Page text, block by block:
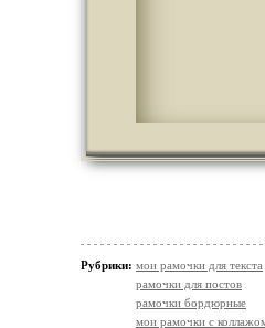
Рубрики: мои рамочки для текста
рамочки для постов
рамочки бордюрные
мои рамочки с